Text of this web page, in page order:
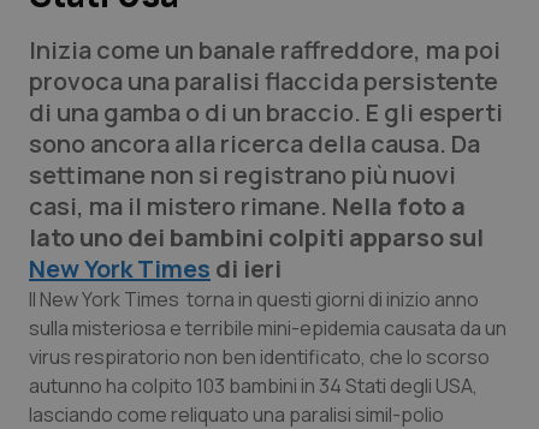
Lettere al direttore
Edizioni Regionali
QS Pro
Professionisti Sanitari.AI
Abruzzo
Basilicata
Calabria
QS Pro Gold
Artrite & artrosi
Asma & BPCO
QS Club Newsletter
Inizia come un banale raffreddore, ma poi
provoca una paralisi flaccida persistente
di una gamba o di un braccio. E gli esperti
sono ancora alla ricerca della causa. Da
settimane non si registrano più nuovi
casi, ma il mistero rimane. Nella foto a
lato uno dei bambini colpiti apparso sul
New York Times di ieri
Il New York Times torna in questi giorni di inizio anno
sulla misteriosa e terribile mini-epidemia causata da un
virus respiratorio non ben identificato, che lo scorso
autunno ha colpito 103 bambini in 34 Stati degli USA,
lasciando come reliquato una paralisi simil-polio